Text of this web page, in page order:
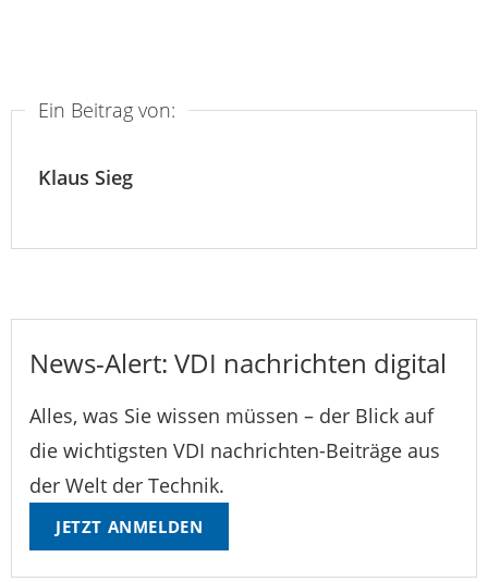
Ein Beitrag von:
Klaus Sieg
News-Alert: VDI nachrichten digital
Alles, was Sie wissen müssen – der Blick auf
die wichtigsten VDI nachrichten-Beiträge aus
der Welt der Technik.
JETZT ANMELDEN